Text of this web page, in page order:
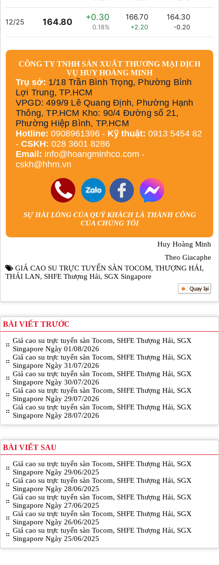
12/25 164.80 +0.30
0.18%
166.70
+2.20
164.30
-0.20
CÔNG TY TNHH SẢN XUẤT THƯƠNG MẠI DỊCH
VỤ HUY HOÀNG MINH
Trụ sở: 1/18 Trần Bình Trọng, Phường Bình
Lợi Trung, TP.HCM
VPGD: 499/9 Lê Quang Định, Phường Hạnh
Thông, TP.HCM Kho: 90/4 Đường số 21,
Phường Hiệp Bình, TP.HCM
Hotline: 0908961396 - Kỹ thuật: 0913 5454 82
- CSKH: 028 3601 8286
Email: info@hoangminhco.com -
cskh@hhm.vn
SỰ HÀI LÒNG CỦA QUÝ KHÁCH LÀ THÀNH CÔNG
CỦA CHÚNG TÔI
Huy Hoàng Minh
Theo Giacaphe
GIÁ CAO SU TRỰC TUYẾN SÀN TOCOM, THƯỢNG HẢI,
THÁI LAN, SHFE Thượng Hải, SGX Singapore
BÀI VIẾT TRƯỚC
Giá cao su trực tuyến sàn Tocom, SHFE Thượng Hải, SGX
Singapore Ngày 01/08/2026
Giá cao su trực tuyến sàn Tocom, SHFE Thượng Hải, SGX
Singapore Ngày 31/07/2026
Giá cao su trực tuyến sàn Tocom, SHFE Thượng Hải, SGX
Singapore Ngày 30/07/2026
Giá cao su trực tuyến sàn Tocom, SHFE Thượng Hải, SGX
Singapore Ngày 29/07/2026
Giá cao su trực tuyến sàn Tocom, SHFE Thượng Hải, SGX
Singapore Ngày 28/07/2026
BÀI VIẾT SAU
Giá cao su trực tuyến sàn Tocom, SHFE Thượng Hải, SGX
Singapore Ngày 29/06/2025
Giá cao su trực tuyến sàn Tocom, SHFE Thượng Hải, SGX
Singapore Ngày 28/06/2025
Giá cao su trực tuyến sàn Tocom, SHFE Thượng Hải, SGX
Singapore Ngày 27/06/2025
Giá cao su trực tuyến sàn Tocom, SHFE Thượng Hải, SGX
Singapore Ngày 26/06/2025
Giá cao su trực tuyến sàn Tocom, SHFE Thượng Hải, SGX
Singapore Ngày 25/06/2025